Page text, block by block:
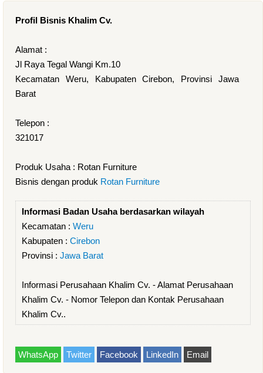
Profil Bisnis Khalim Cv.
Alamat :
Jl Raya Tegal Wangi Km.10
Kecamatan Weru, Kabupaten Cirebon, Provinsi Jawa
Barat
Telepon :
321017
Produk Usaha : Rotan Furniture
Bisnis dengan produk Rotan Furniture
Informasi Badan Usaha berdasarkan wilayah
Kecamatan : Weru
Kabupaten : Cirebon
Provinsi : Jawa Barat
Informasi Perusahaan Khalim Cv. - Alamat Perusahaan
Khalim Cv. - Nomor Telepon dan Kontak Perusahaan
Khalim Cv..
WhatsApp Twitter Facebook LinkedIn Email